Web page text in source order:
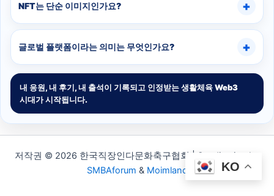
NFT는 단순 이미지인가요?
글로벌 플랫폼이라는 의미는 무엇인가요?
내 응원, 내 후기, 내 출석이 기록되고 인정받는 생활체육 Web3
시대가 시작됩니다.
저작권 © 2026 한국직장인다문화축구협회 | Syndication by
SMBAforum & Moimland KO